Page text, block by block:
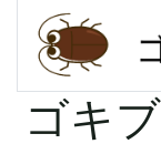
ゴキ